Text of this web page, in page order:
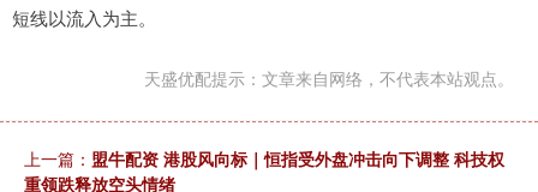
短线以流入为主。
天盛优配提示：文章来自网络，不代表本站观点。
上一篇： 盟牛配资 港股风向标｜恒指受外盘冲击向下调整 科技权
重领跌释放空头情绪